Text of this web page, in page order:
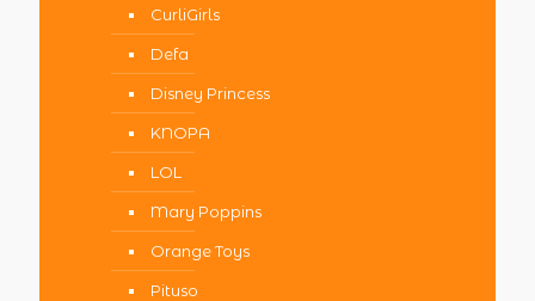
CurliGirls
Defa
Disney Princess
KNOPA
LOL
Mary Poppins
Orange Toys
Pituso